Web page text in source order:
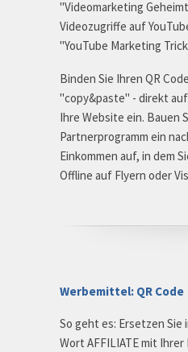
"Videomarketing
Videozugriffe auf
"YouTube Marketing
Binden Sie Ihren QR
"copy&paste" - direkt
Ihre Website ein. Bauen
Partnerprogramm ein
Einkommen auf, in dem
Offline auf Flyern oder
Werbemittel: QR Code
So geht es: Ersetzen Sie
Wort AFFILIATE mit